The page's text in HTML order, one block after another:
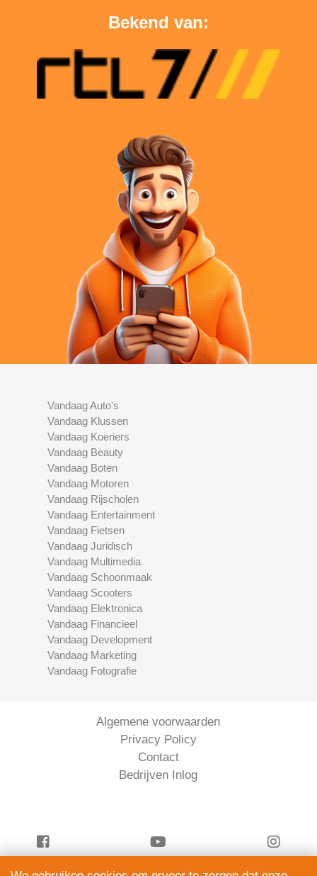
Bekend van:
Vandaag Auto's
Vandaag Klussen
Vandaag Koeriers
Vandaag Beauty
Vandaag Boten
Vandaag Motoren
Vandaag Rijscholen
Vandaag Entertainment
Vandaag Fietsen
Vandaag Juridisch
Vandaag Multimedia
Vandaag Schoonmaak
Vandaag Scooters
Vandaag Elektronica
Vandaag Financieel
Vandaag Development
Vandaag Marketing
Vandaag Fotografie
Algemene voorwaarden
Privacy Policy
Contact
Bedrijven Inlog